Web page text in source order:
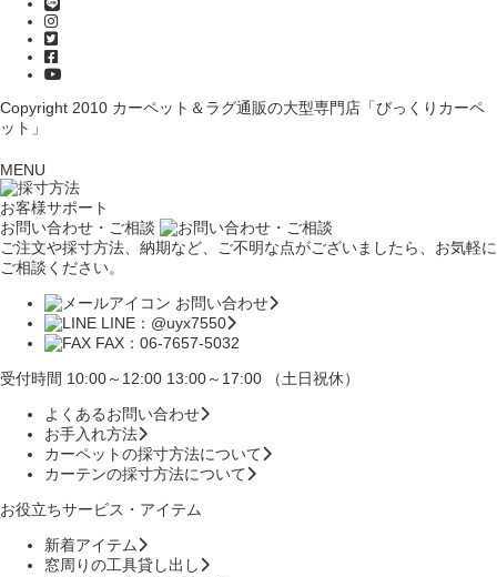
Copyright 2010 カーペット＆ラグ通販の大型専門店「びっくりカーペ
ット」
MENU
お客様サポート
お問い合わせ・ご相談
ご注文や採寸方法、納期など、ご不明な点がございましたら、お気軽に
ご相談ください。
お問い合わせ
LINE：@uyx7550
FAX：06-7657-5032
受付時間 10:00～12:00 13:00～17:00 （土日祝休）
よくあるお問い合わせ
お手入れ方法
カーペットの採寸方法について
カーテンの採寸方法について
お役立ちサービス・アイテム
新着アイテム
窓周りの工具貸し出し